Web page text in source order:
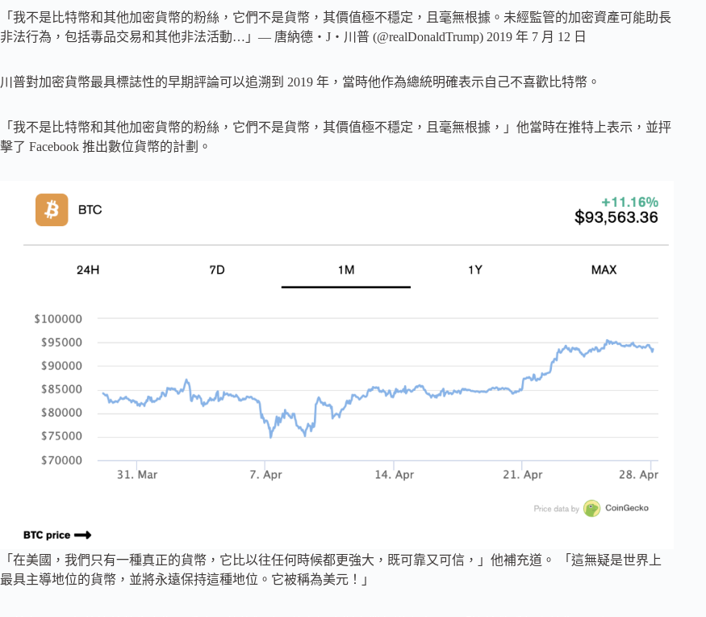
「我不是比特幣和其他加密貨幣的粉絲，它們不是貨幣，其價值極不穩定，且毫無根據。未經監管的加密資產可能助長
非法行為，包括毒品交易和其他非法活動…」— 唐納德・J・川普 (@realDonaldTrump) 2019 年 7 月 12 日
川普對加密貨幣最具標誌性的早期評論可以追溯到 2019 年，當時他作為總統明確表示自己不喜歡比特幣。
「我不是比特幣和其他加密貨幣的粉絲，它們不是貨幣，其價值極不穩定，且毫無根據，」他當時在推特上表示，並抨
擊了 Facebook 推出數位貨幣的計劃。
「在美國，我們只有一種真正的貨幣，它比以往任何時候都更強大，既可靠又可信，」他補充道。 「這無疑是世界上
最具主導地位的貨幣，並將永遠保持這種地位。它被稱為美元！」